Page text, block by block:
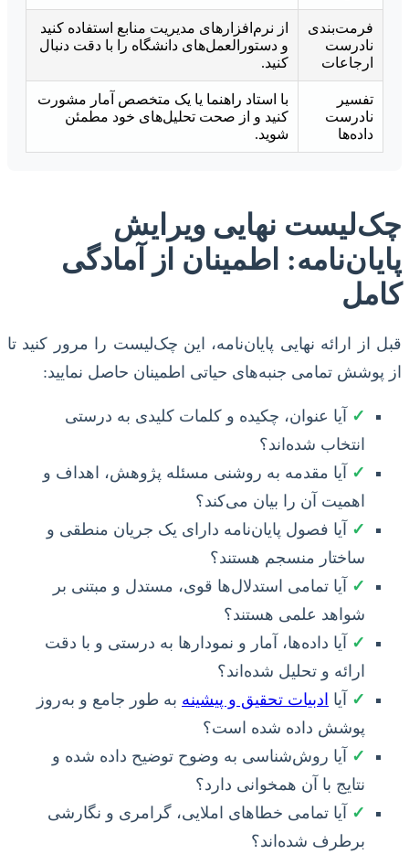
فرمت‌بندی
نادرست
ارجاعات
از نرم‌افزارهای مدیریت منابع استفاده کنید
و دستورالعمل‌های دانشگاه را با دقت دنبال
کنید.
تفسیر
نادرست
داده‌ها
با استاد راهنما یا یک متخصص آمار مشورت
کنید و از صحت تحلیل‌های خود مطمئن
شوید.
چک‌لیست نهایی ویرایش
پایان‌نامه: اطمینان از آمادگی
کامل
قبل از ارائه نهایی پایان‌نامه، این چک‌لیست را مرور کنید تا
از پوشش تمامی جنبه‌های حیاتی اطمینان حاصل نمایید:
✓ آیا عنوان، چکیده و کلمات کلیدی به درستی
انتخاب شده‌اند؟
✓ آیا مقدمه به روشنی مسئله پژوهش، اهداف و
اهمیت آن را بیان می‌کند؟
✓ آیا فصول پایان‌نامه دارای یک جریان منطقی و
ساختار منسجم هستند؟
✓ آیا تمامی استدلال‌ها قوی، مستدل و مبتنی بر
شواهد علمی هستند؟
✓ آیا داده‌ها، آمار و نمودارها به درستی و با دقت
ارائه و تحلیل شده‌اند؟
✓ آیا ادبیات تحقیق و پیشینه به طور جامع و به‌روز
پوشش داده شده است؟
✓ آیا روش‌شناسی به وضوح توضیح داده شده و
نتایج با آن همخوانی دارد؟
✓ آیا تمامی خطاهای املایی، گرامری و نگارشی
برطرف شده‌اند؟